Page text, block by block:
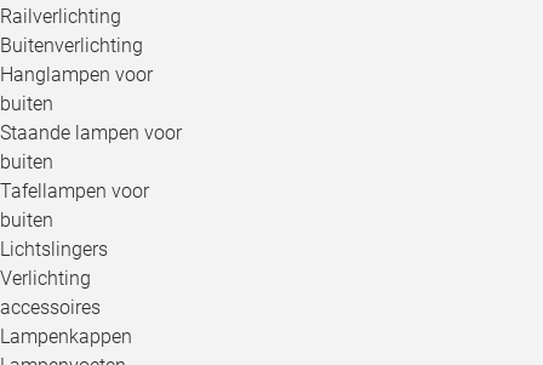
Railverlichting
Buitenverlichting
Hanglampen voor
buiten
Staande lampen voor
buiten
Tafellampen voor
buiten
Lichtslingers
Verlichting
accessoires
Lampenkappen